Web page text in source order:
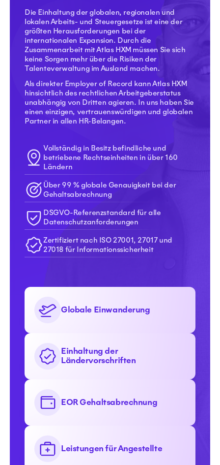
Die Einhaltung der globalen, regionalen und
lokalen Arbeits- und Steuergesetze ist eine der
größten Herausforderungen bei der
internationalen Expansion. Durch die
Zusammenarbeit mit Atlas HXM müssen Sie sich
keine Sorgen mehr über die Risiken der
Talenteverwaltung im Ausland machen.
Als direkter Employer of Record kann Atlas HXM
hinsichtlich des rechtlichen Arbeitgeberstatus
unabhängig von Dritten agieren. In uns haben Sie
einen einzigen, vertrauenswürdigen und globalen
Partner in allen HR-Belangen.
Vollständig in Besitz befindliche und
betriebene Rechtseinheiten in über 160
Ländern
Über 99 % globale Genauigkeit bei der
Gehaltsabrechnung
DSGVO-Referenzstandard für alle
Datenschutzanforderungen
Zertifiziert nach ISO 27001, 27017 und
27018 für Informationssicherheit
Globale Einwanderung
Einhaltung der
Ländervorschriften
EOR Gehaltsabrechnung
Leistungen für Angestellte